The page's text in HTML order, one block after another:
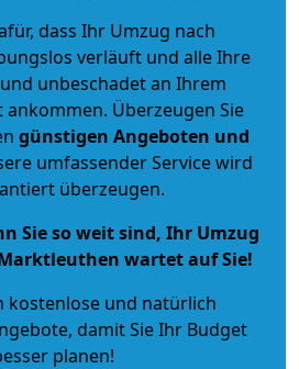
dass Ihr Umzug nach
verläuft und alle Ihre
unbeschadet an Ihrem
Überzeugen Sie
günstigen Angeboten und
umfassender Service wird
überzeugen.
Sie so weit sind, Ihr Umzug
wartet auf Sie!
kostenlose und natürlich
, damit Sie Ihr Budget
planen!